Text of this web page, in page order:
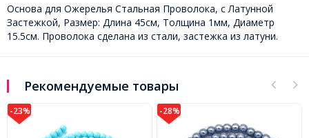
Основа для Ожерелья Стальная Проволока, с Латунной
Застежкой, Размер: Длина 45см, Толщина 1мм, Диаметр
15.5см. Проволока сделана из стали, застежка из латуни.
Рекомендуемые товары
-23% -28%